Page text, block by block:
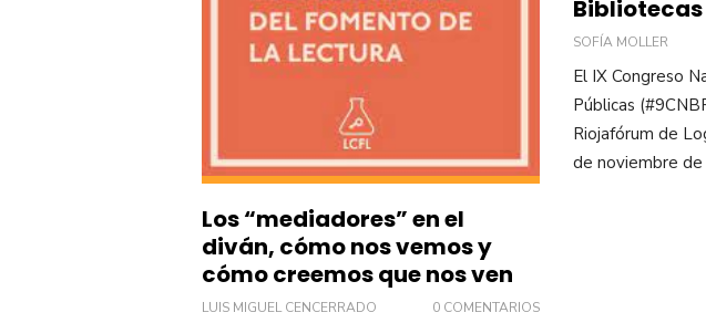
Los “mediadores” en el
diván, cómo nos vemos y
cómo creemos que nos ven
LUIS MIGUEL CENCERRADO 0 COMENTARIOS
Bibliotecas
SOFÍA MOLLER
El IX Congreso
Públicas
Riojafórum de
de noviembre